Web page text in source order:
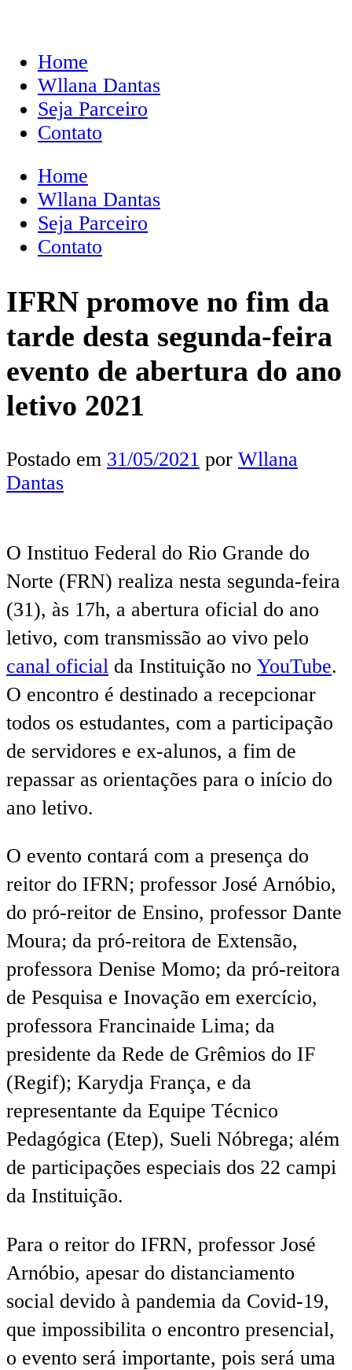
Home
Wllana Dantas
Seja Parceiro
Contato
Home
Wllana Dantas
Seja Parceiro
Contato
IFRN promove no fim da
tarde desta segunda-feira
evento de abertura do ano
letivo 2021
Postado em 31/05/2021 por Wllana
Dantas
O Instituo Federal do Rio Grande do
Norte (FRN) realiza nesta segunda-feira
(31), às 17h, a abertura oficial do ano
letivo, com transmissão ao vivo pelo
canal oficial da Instituição no YouTube.
O encontro é destinado a recepcionar
todos os estudantes, com a participação
de servidores e ex-alunos, a fim de
repassar as orientações para o início do
ano letivo.
O evento contará com a presença do
reitor do IFRN; professor José Arnóbio,
do pró-reitor de Ensino, professor Dante
Moura; da pró-reitora de Extensão,
professora Denise Momo; da pró-reitora
de Pesquisa e Inovação em exercício,
professora Francinaide Lima; da
presidente da Rede de Grêmios do IF
(Regif); Karydja França, e da
representante da Equipe Técnico
Pedagógica (Etep), Sueli Nóbrega; além
de participações especiais dos 22 campi
da Instituição.
Para o reitor do IFRN, professor José
Arnóbio, apesar do distanciamento
social devido à pandemia da Covid-19,
que impossibilita o encontro presencial,
o evento será importante, pois será uma